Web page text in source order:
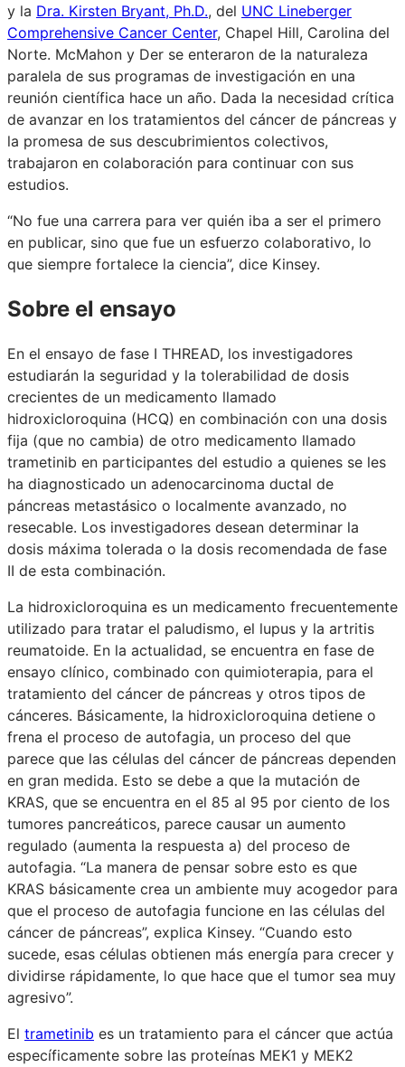
y la Dra. Kirsten Bryant, Ph.D., del UNC Lineberger
Comprehensive Cancer Center, Chapel Hill, Carolina del
Norte. McMahon y Der se enteraron de la naturaleza
paralela de sus programas de investigación en una
reunión científica hace un año. Dada la necesidad crítica
de avanzar en los tratamientos del cáncer de páncreas y
la promesa de sus descubrimientos colectivos,
trabajaron en colaboración para continuar con sus
estudios.
“No fue una carrera para ver quién iba a ser el primero
en publicar, sino que fue un esfuerzo colaborativo, lo
que siempre fortalece la ciencia”, dice Kinsey.
Sobre el ensayo
En el ensayo de fase I THREAD, los investigadores
estudiarán la seguridad y la tolerabilidad de dosis
crecientes de un medicamento llamado
hidroxicloroquina (HCQ) en combinación con una dosis
fija (que no cambia) de otro medicamento llamado
trametinib en participantes del estudio a quienes se les
ha diagnosticado un adenocarcinoma ductal de
páncreas metastásico o localmente avanzado, no
resecable. Los investigadores desean determinar la
dosis máxima tolerada o la dosis recomendada de fase
II de esta combinación.
La hidroxicloroquina es un medicamento frecuentemente
utilizado para tratar el paludismo, el lupus y la artritis
reumatoide. En la actualidad, se encuentra en fase de
ensayo clínico, combinado con quimioterapia, para el
tratamiento del cáncer de páncreas y otros tipos de
cánceres. Básicamente, la hidroxicloroquina detiene o
frena el proceso de autofagia, un proceso del que
parece que las células del cáncer de páncreas dependen
en gran medida. Esto se debe a que la mutación de
KRAS, que se encuentra en el 85 al 95 por ciento de los
tumores pancreáticos, parece causar un aumento
regulado (aumenta la respuesta a) del proceso de
autofagia. “La manera de pensar sobre esto es que
KRAS básicamente crea un ambiente muy acogedor para
que el proceso de autofagia funcione en las células del
cáncer de páncreas”, explica Kinsey. “Cuando esto
sucede, esas células obtienen más energía para crecer y
dividirse rápidamente, lo que hace que el tumor sea muy
agresivo”.
El trametinib es un tratamiento para el cáncer que actúa
específicamente sobre las proteínas MEK1 y MEK2